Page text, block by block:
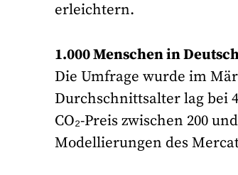
erleichtern.
1.000 Menschen in
Die Umfrage wurde im
Durchschnittsalter lag bei
CO₂-Preis zwischen 200
Modellierungen des